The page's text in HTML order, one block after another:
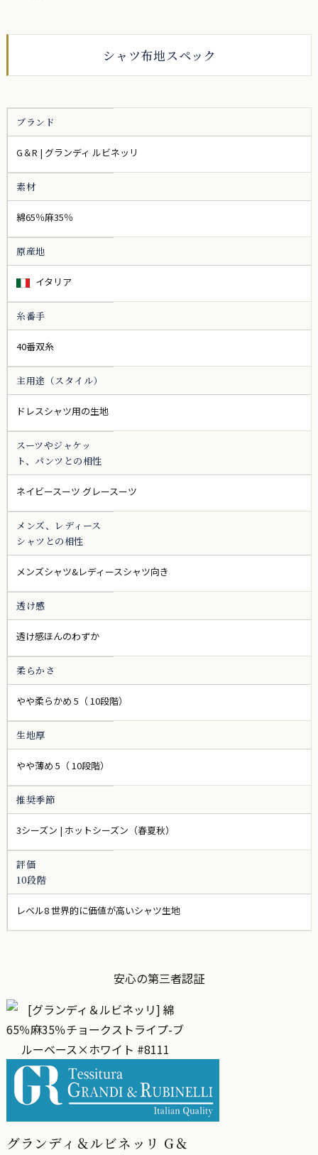
シャツ布地スペック
ブランド
G＆R | グランディ ルビネッリ
素材
綿65％麻35％
原産地
イタリア
糸番手
40番双糸
主用途（スタイル）
ドレスシャツ用の生地
スーツやジャケッ
ト、パンツとの相性
ネイビースーツ グレースーツ
メンズ、レディース
シャツとの相性
メンズシャツ&レディースシャツ向き
透け感
透け感ほんのわずか
柔らかさ
やや柔らかめ 5（ 10段階）
生地厚
やや薄め 5（ 10段階）
推奨季節
3シーズン | ホットシーズン（春夏秋）
評価
10段階
レベル8 世界的に価値が高いシャツ生地
安心の第三者認証
グランディ＆ルビネッリ G＆